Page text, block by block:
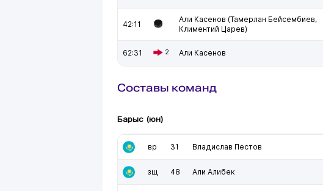
42:11
Али Касенов (Тамерлан Бейсембиев,
Климентий Царев)
62:31 2 Али Касенов
Составы команд
Барыс (юн)
вр 31 Владислав Пестов
зщ 48 Али Алибек